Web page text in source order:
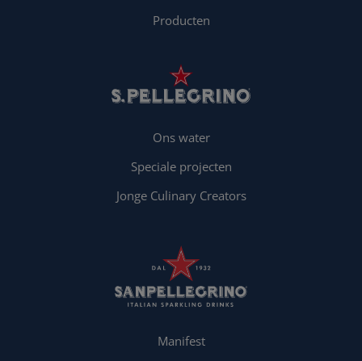
Producten
Ons water
Speciale projecten
Jonge Culinary Creators
Manifest